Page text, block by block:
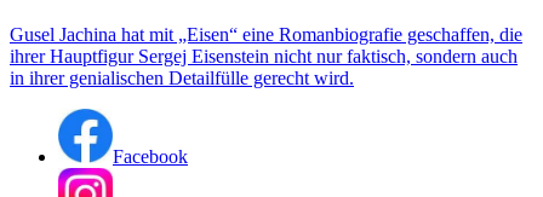
Gusel Jachina hat mit „Eisen“ eine Romanbiografie geschaffen, die
ihrer Hauptfigur Sergej Eisenstein nicht nur faktisch, sondern auch
in ihrer genialischen Detailfülle gerecht wird.
Facebook